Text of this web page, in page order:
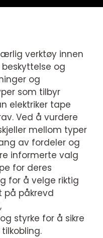
verktøy innen
og
og
som tilbyr
elektriker tape
Ved å vurdere
mellom typer
av fordeler og
informerte valg
for deres
for å velge riktig
på påkrevd
styrke for å sikre